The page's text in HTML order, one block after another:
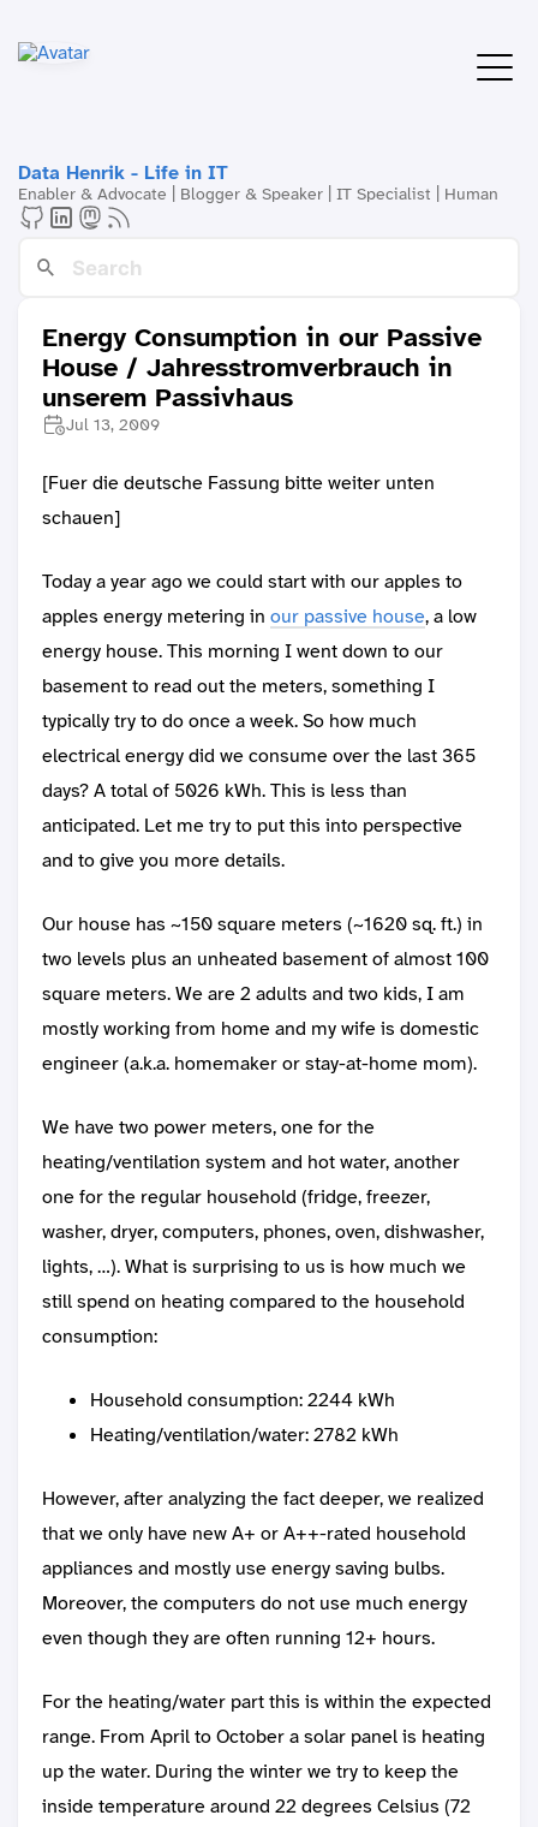
Data Henrik - Life in IT
Enabler & Advocate | Blogger & Speaker | IT Specialist | Human
Energy Consumption in our Passive
House / Jahresstromverbrauch in
unserem Passivhaus
Jul 13, 2009
[Fuer die deutsche Fassung bitte weiter unten
schauen]
Today a year ago we could start with our apples to
apples energy metering in our passive house, a low
energy house. This morning I went down to our
basement to read out the meters, something I
typically try to do once a week. So how much
electrical energy did we consume over the last 365
days? A total of 5026 kWh. This is less than
anticipated. Let me try to put this into perspective
and to give you more details.
Our house has ~150 square meters (~1620 sq. ft.) in
two levels plus an unheated basement of almost 100
square meters. We are 2 adults and two kids, I am
mostly working from home and my wife is domestic
engineer (a.k.a. homemaker or stay-at-home mom).
We have two power meters, one for the
heating/ventilation system and hot water, another
one for the regular household (fridge, freezer,
washer, dryer, computers, phones, oven, dishwasher,
lights, …). What is surprising to us is how much we
still spend on heating compared to the household
consumption:
Household consumption: 2244 kWh
Heating/ventilation/water: 2782 kWh
However, after analyzing the fact deeper, we realized
that we only have new A+ or A++-rated household
appliances and mostly use energy saving bulbs.
Moreover, the computers do not use much energy
even though they are often running 12+ hours.
For the heating/water part this is within the expected
range. From April to October a solar panel is heating
up the water. During the winter we try to keep the
inside temperature around 22 degrees Celsius (72